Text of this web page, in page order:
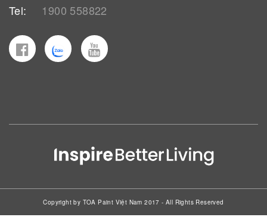
Tel:
1900 558822
Copyright by TOA Paint Việt Nam 2017 - All Rights Reserved